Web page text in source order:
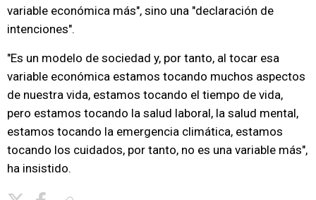
variable económica más", sino una "declaración de
intenciones".
"Es un modelo de sociedad y, por tanto, al tocar esa
variable económica estamos tocando muchos aspectos
de nuestra vida, estamos tocando el tiempo de vida,
pero estamos tocando la salud laboral, la salud mental,
estamos tocando la emergencia climática, estamos
tocando los cuidados, por tanto, no es una variable más",
ha insistido.